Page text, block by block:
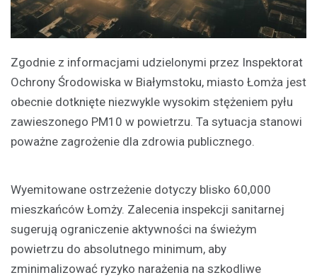
Zgodnie z informacjami udzielonymi przez Inspektorat
Ochrony Środowiska w Białymstoku, miasto Łomża jest
obecnie dotknięte niezwykle wysokim stężeniem pyłu
zawieszonego PM10 w powietrzu. Ta sytuacja stanowi
poważne zagrożenie dla zdrowia publicznego.
Wyemitowane ostrzeżenie dotyczy blisko 60,000
mieszkańców Łomży. Zalecenia inspekcji sanitarnej
sugerują ograniczenie aktywności na świeżym
powietrzu do absolutnego minimum, aby
zminimalizować ryzyko narażenia na szkodliwe